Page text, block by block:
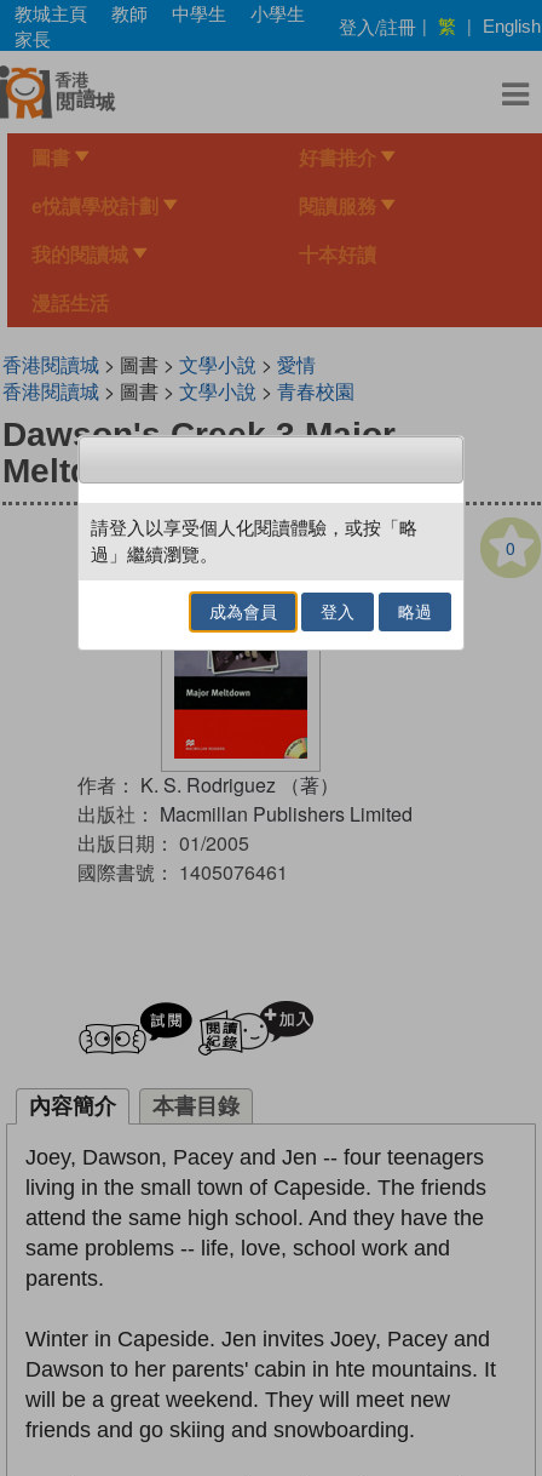
Skip
main
content
教城主頁 教師 中學生
小學生
家長
登入/註冊 | 繁 | English
圖書 好書推介
e悅讀學校計劃 閱讀服務
我的閱讀城 十本好讀
漫話生活
香港閱讀城> 圖書 > 文學小說 > 愛情
香港閱讀城> 圖書 > 文學小說 > 青春校園
Dawson's Creek 3 Major
Meltdown
0
作者： K. S. Rodriguez （著）
出版社： Macmillan Publishers Limited
出版日期： 01/2005
國際書號： 1405076461
試閲
內容簡介 本書目錄
Joey, Dawson, Pacey and Jen -- four teenagers
living in the small town of Capeside. The friends
attend the same high school. And they have the
same problems -- life, love, school work and
parents.
Winter in Capeside. Jen invites Joey, Pacey and
Dawson to her parents' cabin in hte mountains. It
will be a great weekend. They will meet new
friends and go skiing and snowboarding.
請登入以享受個人化閱讀體驗，或按「略
過」繼續瀏覽。
成為會員 登入 略過